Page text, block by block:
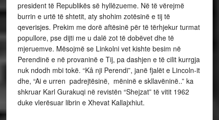
president të Republikës së hyllëzueme. Në të vërejmë
burrin e urtë të shtetit, aty shohim zotësinë e tij të
qeverisjes. Prekim me dorë aftësinë për të tërhjekur turmat
popullore, pse dijti me u dalë zot të dobëvet dhe të
mjeruemve. Mësojmë se Linkolni vet kishte besim në
Perendinë e në provaninë e Tij, pa dashjen e të cilit kurrgja
nuk ndodh mbi tokë. “Kâ nji Perendi”, janë fjalët e Lincoln-it
dhe, “Ai e urren padrejtësinë, mëninë e skllavëninë..” ka
shkruar Karl Gurakuqi në revistën “Shejzat” të vitit 1962
duke vlerësuar librin e Xhevat Kallajxhiut.